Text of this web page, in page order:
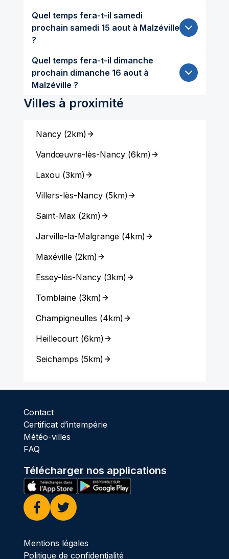
Quel temps fera-t-il samedi
prochain samedi 15 aout à Malzéville
?
Quel temps fera-t-il dimanche
prochain dimanche 16 aout à
Malzéville ?
Villes à proximité
Nancy(2km)
Vandœuvre-lès-Nancy(6km)
Laxou(3km)
Villers-lès-Nancy(5km)
Saint-Max(2km)
Jarville-la-Malgrange(4km)
Maxéville(2km)
Essey-lès-Nancy(3km)
Tomblaine(3km)
Champigneulles (4km)
Heillecourt(6km)
Seichamps (5km)
Contact
Certificat d’intempérie
Météo-villes
FAQ
Télécharger nos applications
Facebook
Twitter
Mentions légales
Politique de confidentialité